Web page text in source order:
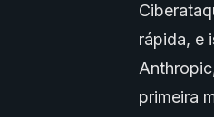
rápida, e
primeira